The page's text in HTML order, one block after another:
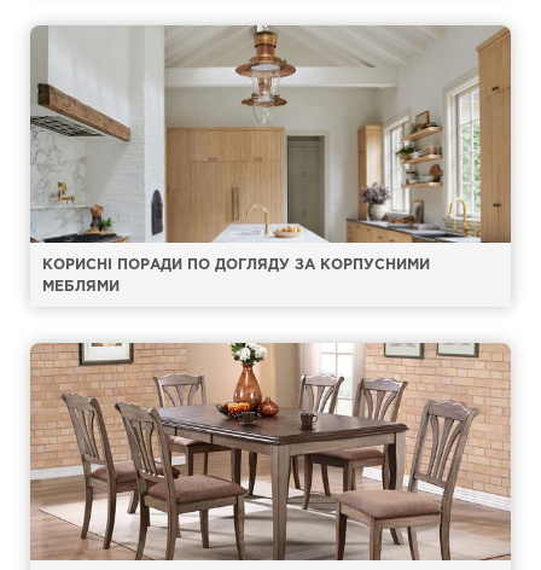
КОРИСНІ ПОРАДИ ПО ДОГЛЯДУ ЗА КОРПУСНИМИ
МЕБЛЯМИ